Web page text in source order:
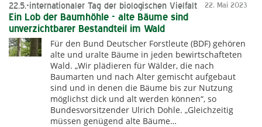
22. Mai 2023
22.5.-internationaler Tag der biologischen Vielfalt
Ein Lob der Baumhöhle - alte Bäume sind
unverzichtbarer Bestandteil im Wald
Für den Bund Deutscher Forstleute (BDF) gehören
alte und uralte Bäume in jeden bewirtschafteten
Wald. „Wir plädieren für Wälder, die nach
Baumarten und nach Alter gemischt aufgebaut
sind und in denen die Bäume bis zur Nutzung
möglichst dick und alt werden können“, so
Bundesvorsitzender Ulrich Dohle. „Gleichzeitig
müssen genügend alte Bäume…